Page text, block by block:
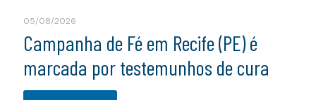
05/08/2026
Campanha de Fé em Recife (PE) é
marcada por testemunhos de cura